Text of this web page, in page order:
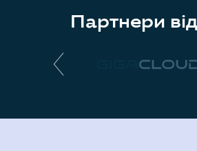
Партнери